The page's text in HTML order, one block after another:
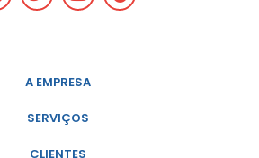
A EMPRESA
SERVIÇOS
CLIENTES